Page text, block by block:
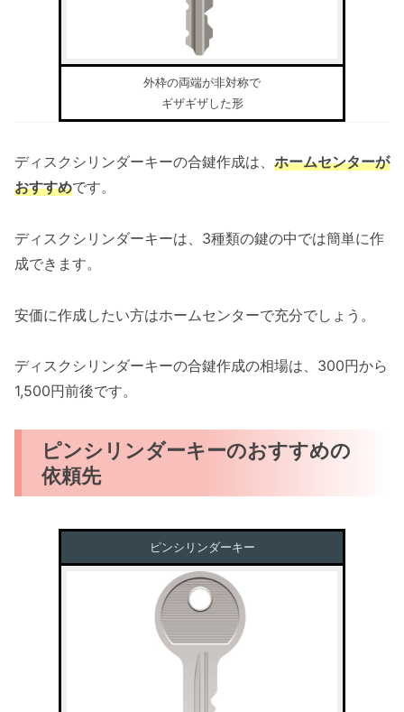
外枠の両端が非対称で
ギザギザした形
ディスクシリンダーキーの合鍵作成は、 ホームセンターが
おすすめです。
ディスクシリンダーキーは、3種類の鍵の中では簡単に作
成できます。
安価に作成したい方はホームセンターで充分でしょう。
ディスクシリンダーキーの合鍵作成の相場は、300円から
1,500円前後です。
ピンシリンダーキーのおすすめの
依頼先
ピンシリンダーキー